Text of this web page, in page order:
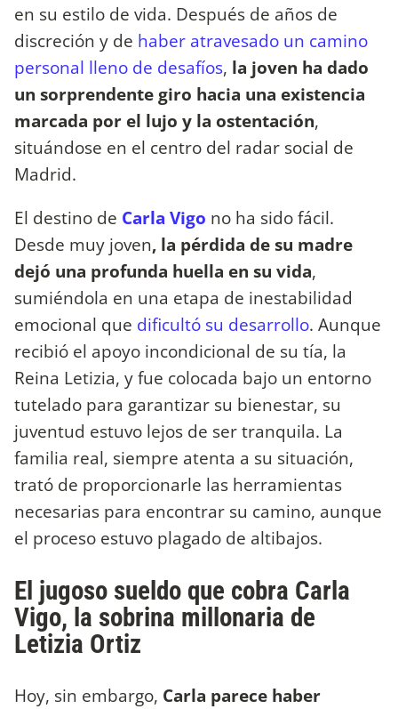
en su estilo de vida. Después de años de
discreción y de haber atravesado un camino
personal lleno de desafíos, la joven ha dado
un sorprendente giro hacia una existencia
marcada por el lujo y la ostentación,
situándose en el centro del radar social de
Madrid.
El destino de Carla Vigo no ha sido fácil.
Desde muy joven, la pérdida de su madre
dejó una profunda huella en su vida,
sumiéndola en una etapa de inestabilidad
emocional que dificultó su desarrollo. Aunque
recibió el apoyo incondicional de su tía, la
Reina Letizia, y fue colocada bajo un entorno
tutelado para garantizar su bienestar, su
juventud estuvo lejos de ser tranquila. La
familia real, siempre atenta a su situación,
trató de proporcionarle las herramientas
necesarias para encontrar su camino, aunque
el proceso estuvo plagado de altibajos.
El jugoso sueldo que cobra Carla
Vigo, la sobrina millonaria de
Letizia Ortiz
Hoy, sin embargo, Carla parece haber